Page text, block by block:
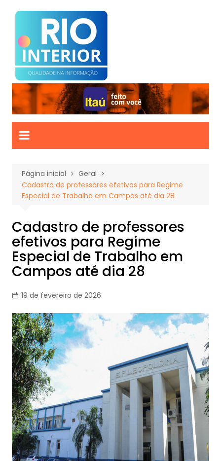
para
conteúdo
Página inicial
Geral
Cadastro de professores efetivos para Regime
Especial de Trabalho em Campos até dia 28
Cadastro de professores
efetivos para Regime
Especial de Trabalho em
Campos até dia 28
19 de fevereiro de 2026